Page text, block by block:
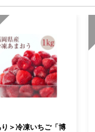
り＞冷凍いちご「博